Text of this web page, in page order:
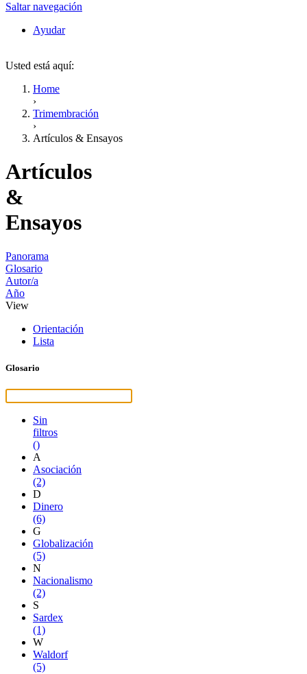
Saltar navegación
Ayudar
Usted está aquí:
Home
›
Trimembración
›
Artículos & Ensayos
Artículos
&
Ensayos
Panorama
Glosario
Autor/a
Año
View
Orientación
Lista
Glosario
Sin
filtros
()
A
Asociación
(2)
D
Dinero
(6)
G
Globalización
(5)
N
Nacionalismo
(2)
S
Sardex
(1)
W
Waldorf
(5)